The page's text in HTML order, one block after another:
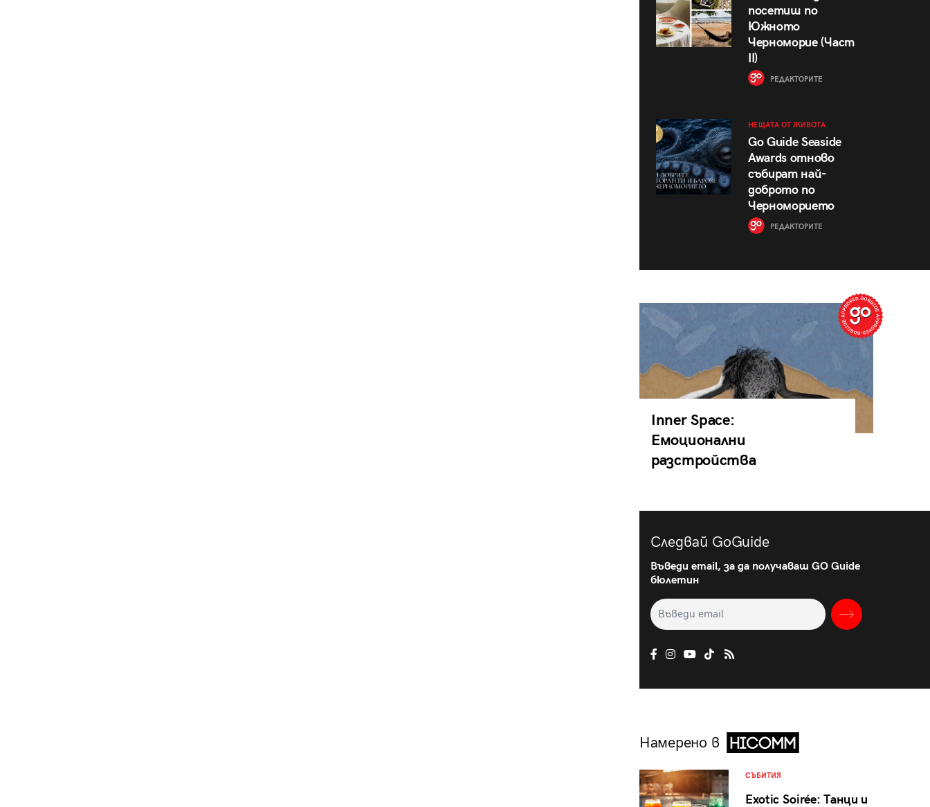
посетиш по
Южното
Черноморие (Част
II)
РЕДАКТОРИТЕ
НЕЩАТА ОТ ЖИВОТА
Go Guide Seaside
Awards отново
събират най-
доброто по
Черноморието
РЕДАКТОРИТЕ
Inner Space:
Емоционални
разстройства
Следвай GoGuide
Въведи email, за да получаваш GO Guide
бюлетин
Намерено в
СЪБИТИЯ
Exotic Soirée: Танци и